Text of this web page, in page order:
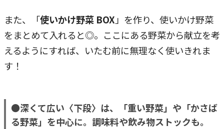
また、「使いかけ野菜 BOX」を作り、使いかけ野菜
をまとめて入れると◎。ここにある野菜から献立を考
えるようにすれば、いたむ前に無理なく使いきれま
す！
●深くて広い〈下段〉は、「重い野菜」や「かさば
る野菜」を中心に。調味料や飲み物ストックも。